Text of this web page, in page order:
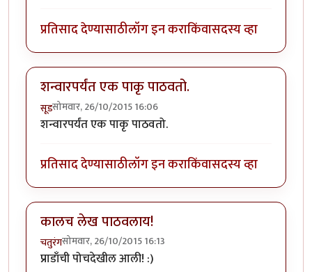
प्रतिसाद देण्यासाठीलॉग इन कराकिंवासदस्य व्हा
शन्वारपर्यंत एक पाकृ पाठवतो.
सूडसोमवार, 26/10/2015 16:06
शन्वारपर्यंत एक पाकृ पाठवतो.
प्रतिसाद देण्यासाठीलॉग इन कराकिंवासदस्य व्हा
कालच लेख पाठवलाय!
चतुरंगसोमवार, 26/10/2015 16:13
प्राडाँची पोचदेखील आली! :)